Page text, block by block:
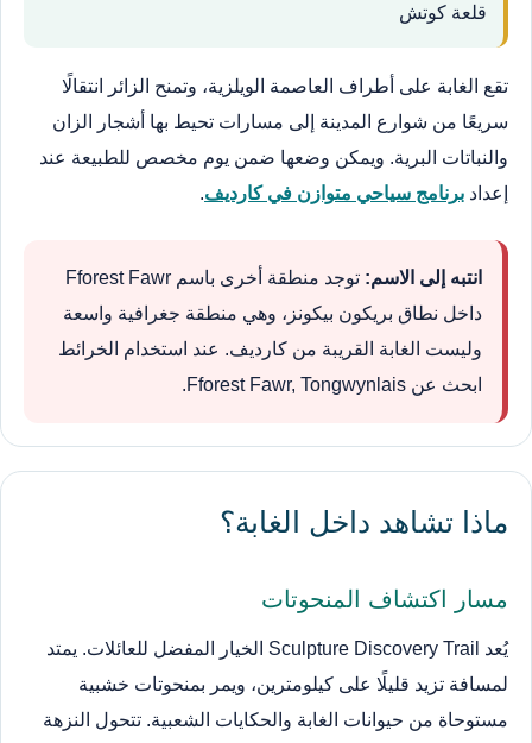
قلعة كوتش
تقع الغابة على أطراف العاصمة الويلزية، وتمنح الزائر انتقالًا
سريعًا من شوارع المدينة إلى مسارات تحيط بها أشجار الزان
والنباتات البرية. ويمكن وضعها ضمن يوم مخصص للطبيعة عند
إعداد برنامج سياحي متوازن في كارديف.
انتبه إلى الاسم:
توجد منطقة أخرى باسم Fforest Fawr
داخل نطاق بريكون بيكونز، وهي منطقة جغرافية واسعة
وليست الغابة القريبة من كارديف. عند استخدام الخرائط
ابحث عن Fforest Fawr, Tongwynlais.
ماذا تشاهد داخل الغابة؟
مسار اكتشاف المنحوتات
يُعد Sculpture Discovery Trail الخيار المفضل للعائلات. يمتد
لمسافة تزيد قليلًا على كيلومترين، ويمر بمنحوتات خشبية
مستوحاة من حيوانات الغابة والحكايات الشعبية. تتحول النزهة